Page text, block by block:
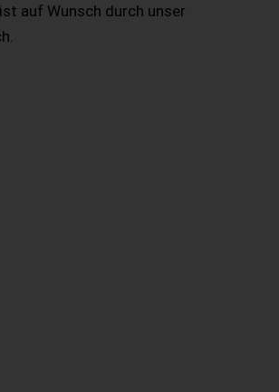
auf Wunsch durch unser